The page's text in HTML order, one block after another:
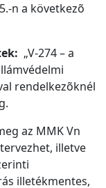
n a következõ
„V-274 – a
rendelkezõknél
az MMK Vn
illetve
illetékmentes,